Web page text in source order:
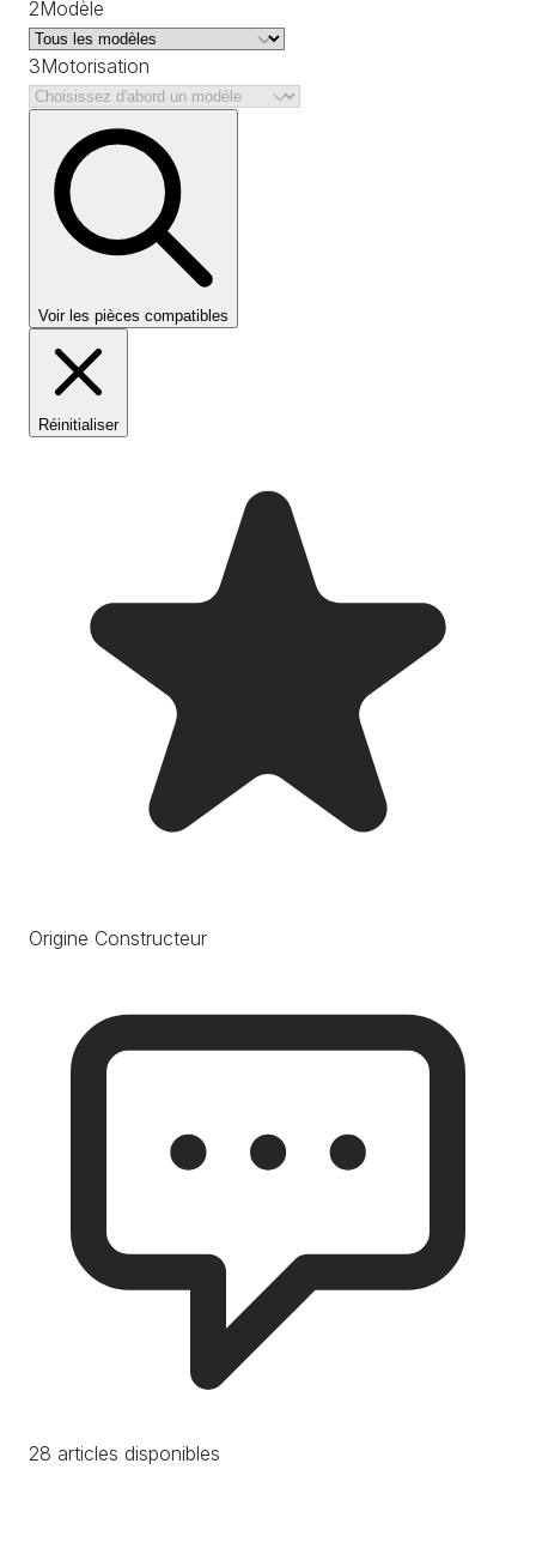
2Modèle
3Motorisation
Voir les pièces compatibles
Réinitialiser
Origine Constructeur
28 articles disponibles